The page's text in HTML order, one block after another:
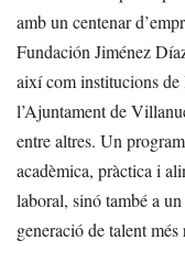
amb un centenar
Fundación Jiménez
així com institucions de
l’Ajuntament de
entre altres. Un
acadèmica, pràctica i
laboral, sinó també a
generació de talent